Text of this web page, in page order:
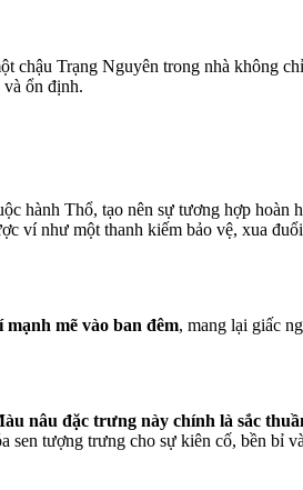
chậu Trạng Nguyên trong nhà không
ổn định.
hành Thổ, tạo nên sự tương hợp hoàn
ví như một thanh kiếm bảo vệ, xua
mẽ vào ban đêm, mang lại giấc
nâu đặc trưng này chính là sắc
sen tượng trưng cho sự kiên cố, bền bỉ